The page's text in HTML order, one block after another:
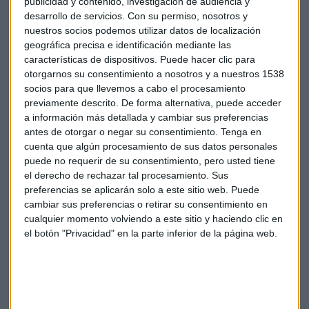
desarrollo de servicios. Con su permiso, nosotros y
nuestros socios podemos utilizar datos de localización
geográfica precisa e identificación mediante las
características de dispositivos. Puede hacer clic para
otorgarnos su consentimiento a nosotros y a nuestros 1538
socios para que llevemos a cabo el procesamiento
previamente descrito. De forma alternativa, puede acceder
a información más detallada y cambiar sus preferencias
antes de otorgar o negar su consentimiento. Tenga en
cuenta que algún procesamiento de sus datos personales
puede no requerir de su consentimiento, pero usted tiene
el derecho de rechazar tal procesamiento. Sus
preferencias se aplicarán solo a este sitio web. Puede
cambiar sus preferencias o retirar su consentimiento en
cualquier momento volviendo a este sitio y haciendo clic en
el botón "Privacidad" en la parte inferior de la página web.
cual se imponen cada vez más vinculaciones de las cuentas
que posee cada usuario, si se desea disfrutar de menos
comisiones.
Así lo anuncióel grupo Santanderdurante algunas de las
últimas declaraciones: unificará cada una de sus cuentas en
Santander One, con lo cual desaparecen algunas
modalidades como la Cuenta 1,2,3 al igual que otras,
además se exigirán más requisitos para poder vincular
cuentas y exonerar el pago de comisiones.
Todos aquellos clientes que tengan cuentas inactivas,
deberán cancelar un monto de 20 euros al mes por su
mantenimiento y aquellos que cuenten con un solo tipo de
ahorro tendrán que pagar 10 euros, aunque se trate de una